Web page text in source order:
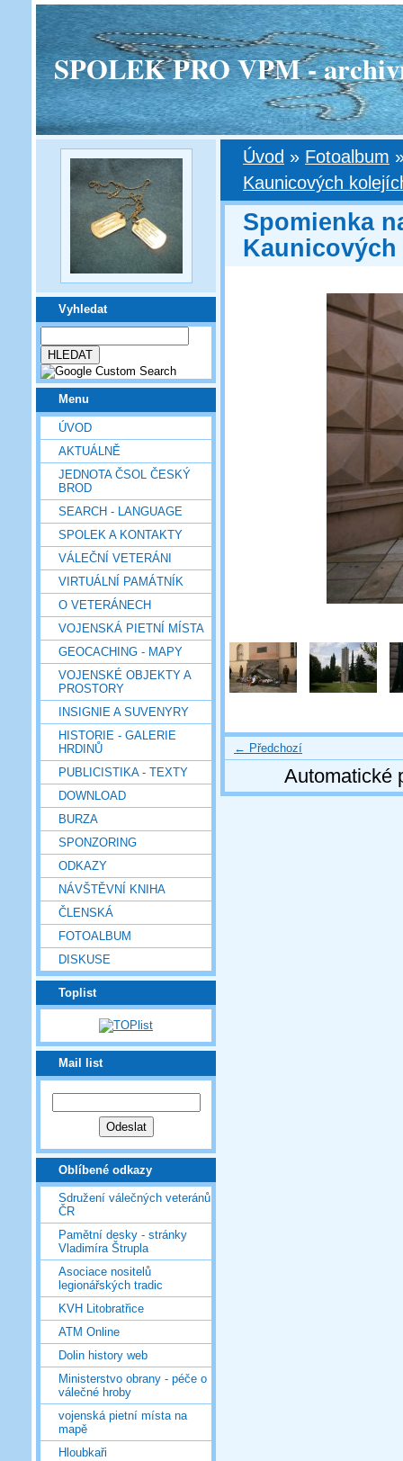
SPOLEK PRO VPM -
Vyhledat
Menu
ÚVOD
AKTUÁLNĚ
JEDNOTA ČSOL ČESKÝ
BROD
SEARCH - LANGUAGE
SPOLEK A KONTAKTY
VÁLEČNÍ VETERÁNI
VIRTUÁLNÍ PAMÁTNÍK
O VETERÁNECH
VOJENSKÁ PIETNÍ MÍSTA
GEOCACHING - MAPY
VOJENSKÉ OBJEKTY A
PROSTORY
INSIGNIE A SUVENYRY
HISTORIE - GALERIE
HRDINŮ
PUBLICISTIKA - TEXTY
DOWNLOAD
BURZA
SPONZORING
ODKAZY
NÁVŠTĚVNÍ KNIHA
ČLENSKÁ
FOTOALBUM
DISKUSE
Toplist
Mail list
Oblíbené odkazy
Sdružení válečných veteránů
ČR
Pamětní desky - stránky
Vladimíra Štrupla
Asociace nositelů
legionářských tradic
KVH Litobratřice
ATM Online
Dolin history web
Ministerstvo obrany - péče o
válečné hroby
vojenská pietní místa na
mapě
Hloubkaři
Úvod » Fotoalbum
Kaunicových
Spomienka
← Předchozí
Automatické